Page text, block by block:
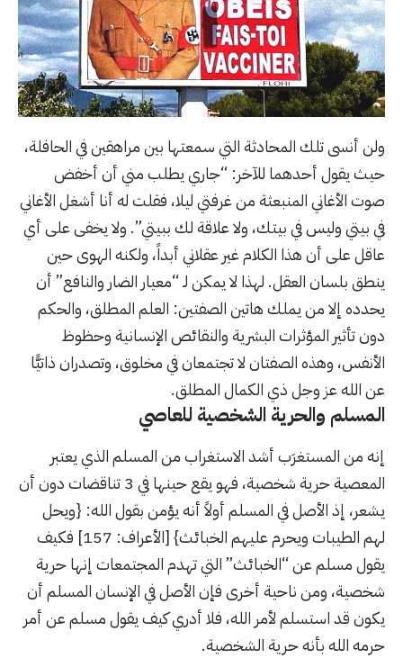
ولن أنسى تلك المحادثة التي سمعتها بين مراهقين في الحافلة،
حيث يقول أحدهما للآخر: “جاري يطلب مني أن أخفض
صوت الأغاني المنبعثة من غرفتي ليلا، فقلت له أنا أشغل الأغاني
في بيتي وليس في بيتك، ولا علاقة لك ببيتي”. ولا يخفى على أي
عاقل على أن هذا الكلام غير عقلاني أبداً، ولكنه الهوى حين
ينطق بلسان العقل. لهذا لا يمكن لـ “معيار الضار والنافع” أن
يحدده إلا من يملك هاتين الصفتين: العلم المطلق، والحكم
دون تأثير المؤثرات البشرية والنقائص الإنسانية وحظوظ
الأنفس، وهذه الصفتان لا تجتمعان في مخلوق، وتصدران ذاتيًّا
عن الله عز وجل ذي الكمال المطلق.
المسلم والحرية الشخصية للعاصي
إنه من المستغرَب أشد الاستغراب من المسلم الذي يعتبر
المعصية حرية شخصية، فهو يقع حينها في 3 تناقضات دون أن
يشعر، إذ الأصل في المسلم أولاً أنه يؤمن بقول الله: {ويحل
لهم الطيبات ويحرم عليهم الخبائث} [الأعراف: 157] فكيف
يقول مسلم عن “الخبائث” التي تهدم المجتمعات إنها حرية
شخصية، ومن ناحية أخرى فإن الأصل في الإنسان المسلم أن
يكون قد استسلم لأمر الله، فلا أدري كيف يقول مسلم عن أمر
حرمه الله بأنه حرية الشخصية.